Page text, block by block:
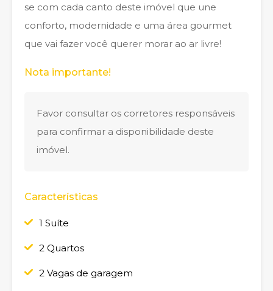
se com cada canto deste imóvel que une
conforto, modernidade e uma área gourmet
que vai fazer você querer morar ao ar livre!
Nota importante!
Favor consultar os corretores responsáveis
para confirmar a disponibilidade deste
imóvel.
Características
1 Suíte
2 Quartos
2 Vagas de garagem